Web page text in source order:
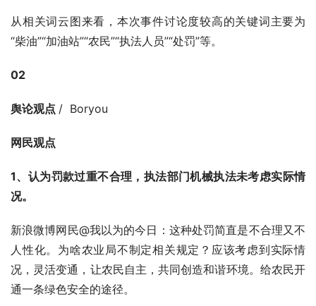
从相关词云图来看，本次事件讨论度较高的关键词主要为
“柴油”“加油站”“农民”“执法人员”“处罚”等。
02
舆论观点 /  Boryou
网民观点
1、认为罚款过重不合理，执法部门机械执法未考虑实际情
况。
新浪微博网民@我以为的今日：这种处罚简直是不合理又不
人性化。为啥农业局不制定相关规定？应该考虑到实际情
况，灵活变通，让农民自主，共同创造和谐环境。给农民开
通一条绿色安全的途径。